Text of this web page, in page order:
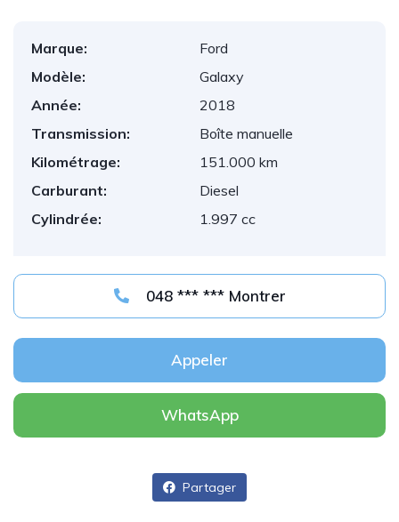
Marque:
Ford
Modèle:
Galaxy
Année:
2018
Transmission:
Boîte manuelle
Kilométrage:
151.000 km
Carburant:
Diesel
Cylindrée:
1.997 cc
048 *** *** Montrer
Appeler
WhatsApp
Partager